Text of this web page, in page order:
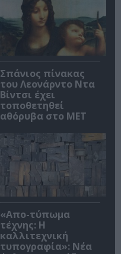
Σπάνιος πίνακας
του Λεονάρντο Ντα
Βίντσι έχει
τοποθετηθεί
αθόρυβα στο MET
«Απο-τύπωμα
τέχνης: H
καλλιτεχνική
τυπογραφία»: Νέα